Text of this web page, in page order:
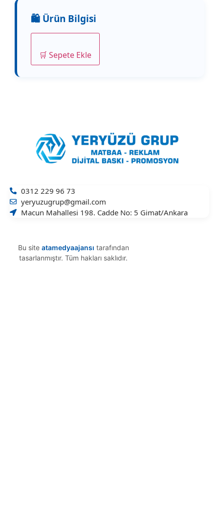
🛒 Sepete Ekle
0312 229 96 73
yeryuzugrup@gmail.com
Macun Mahallesi 198. Cadde No: 5 Gimat/Ankara
Bu site atamedyaajansı tarafından
tasarlanmıştır. Tüm hakları saklıdır.